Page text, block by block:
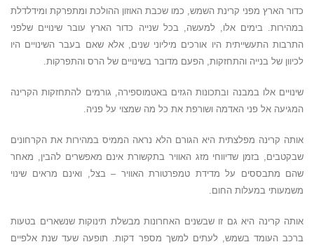
כדור הארץ מפני קרינת השמש, כמו שכבת האוזון ההולכת ומתפרקת ומידלדלת
במהירות. בימים אלו, למעשה, בכל שנייה כדור הארץ עובר שינויים שלפני
התרבות התעשייתית היו אורכים מיליוני שנים, אלא שאם בעבר השינויים היו
לכיוון של בנייה והתחזקות, הפעם מדובר בשינויים של הרס והתפרקות.
שינויים אלו במבנה ובתכונות הגזים באטמוספירה, גורמים להתחזקות הקרינה
המגיעה אל פני האדמה ושורפת את כל מה שמצוי על פניה.
אותה קרינה מפלצתית היא הגורם הלא נראה הממיס במהירות את הקרחונים
שבקטבים, בזמן שדיווחי מזג האוויר בתקשורת אינם מאפשרים להבין, מאחר
שהם מתבססים על מדידת טמפרטורת האוויר – בצל, ואינם מראים שינוי
משמעותי במעלות החום.
אותה קרינה היא גם זו שבשנים האחרונות מבשלת תינוקות שנשארים בטעות
ברכב העומד בשמש, לעתים למשך מספר דקות. תופעה שעד שנת אלפיים